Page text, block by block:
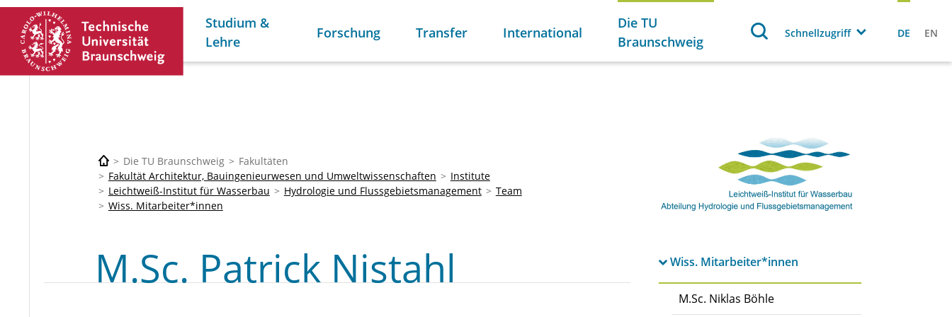
Studium &
Lehre
Forschung Transfer International
Die TU
Braunschweig
Schnellzugriff DE EN
Die TU Braunschweig
Fakultäten
Fakultät Architektur, Bauingenieurwesen und Umweltwissenschaften
Institute
Leichtweiß-Institut für Wasserbau
Hydrologie und Flussgebietsmanagement
Team
Wiss. Mitarbeiter*innen
Wiss. Mitarbeiter*innen
M.Sc. Niklas Böhle
M.Sc. Patrick Nistahl